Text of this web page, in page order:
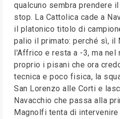
qualcuno sembra prendere
stop. La Cattolica cade a
il platonico titolo di
palio il primato: perché sì, il
l'Affrico e resta a -3, ma
proprio i pisani che ora
tecnica e poco fisica, la
San Lorenzo alle Corti e
Navacchio che passa alla
Magnolfi tenta di